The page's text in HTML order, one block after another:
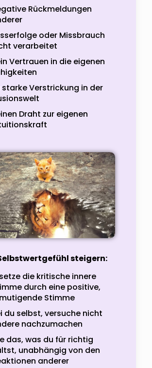
Rückmeldungen
oder Missbrauch
verarbeitet
Vertrauen in die eigenen
starke Verstrickung in der
Draht zur eigenen
steigern:
die kritische innere
durch eine positive,
Stimme
du selbst, versuche nicht
nachzumachen
das, was du für richtig
unabhängig von den
anderer